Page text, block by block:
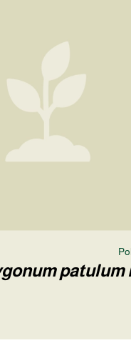
patulum